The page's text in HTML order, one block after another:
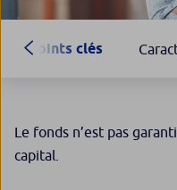
Points clés
Le fonds n’est pas
capital.